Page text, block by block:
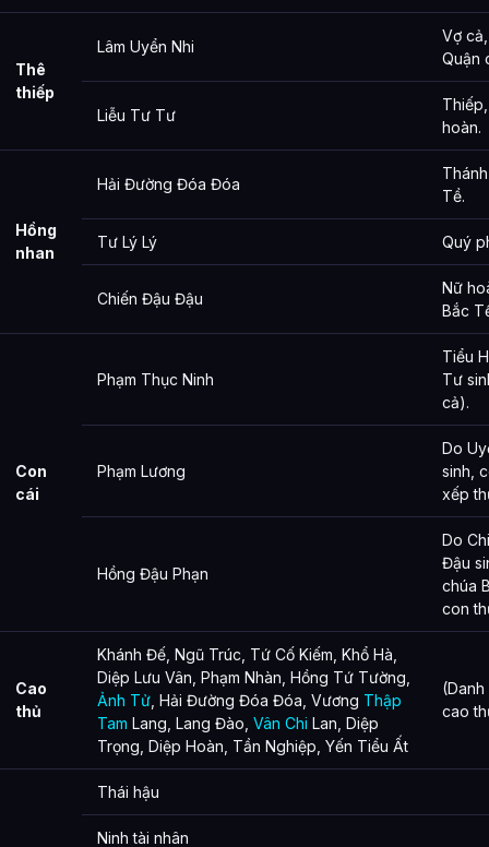
Thê
thiếp
Lâm Uyển Nhi
Vợ
Quận
Liễu Tư Tư
hoàn.
Hồng
nhan
Hải Đường Đóa Đóa
Tề.
Tư Lý Lý Quý
Chiến Đậu Đậu
Nữ
Bắc
Con
cái
Phạm Thục Ninh
Tiểu
Tư
cả).
Phạm Lương
Do
sinh,
xếp
Hồng Đậu Phạn
Do
Đậu
chúa
con
Cao
thủ
Khánh Đế, Ngũ Trúc, Tứ Cố Kiếm, Khổ Hà,
Diệp Lưu Vân, Phạm Nhàn, Hồng Tứ Tường,
Ảnh Tử , Hải Đường Đóa Đóa, Vương Thập
Tam Lang, Lang Đào, Vân Chi Lan, Diệp
Trọng, Diệp Hoàn, Tần Nghiệp, Yến Tiểu Ất
cao
Thái hậu
Ninh tài nhân